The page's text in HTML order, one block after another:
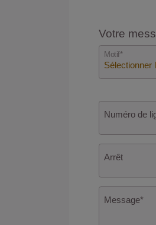
Votre
Motif*
Numéro de
Arrêt
Message*